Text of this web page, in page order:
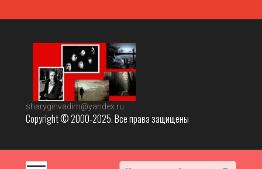
sharyginvadim@yandex.ru
Copyright © 2000-2025. Все права защищены